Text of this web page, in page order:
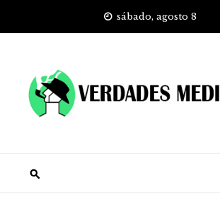
sábado, agosto 8